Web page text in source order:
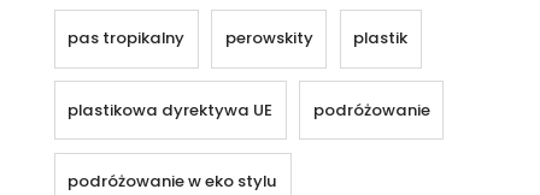
pas tropikalny perowskity plastik
plastikowa dyrektywa UE podróżowanie
podróżowanie w eko stylu